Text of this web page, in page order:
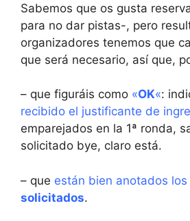
Sabemos que os gusta
para no dar pistas-, pero
organizadores tenemos que
que será necesario, así que,
– que figuráis como «OK«:
recibido el justificante de
emparejados en la 1ª ronda,
solicitado bye, claro está.
– que están bien anotados los
solicitados.